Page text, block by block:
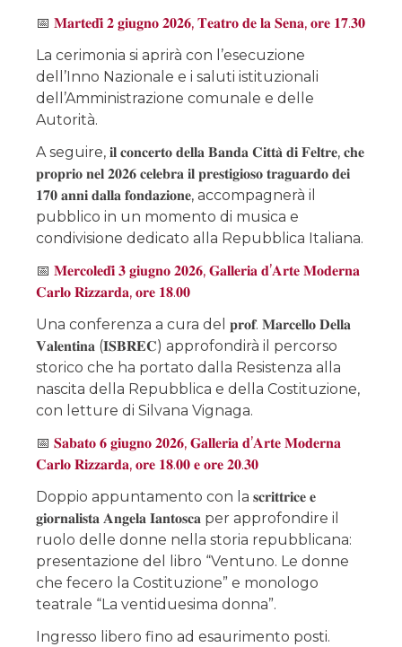
📅 𝐌𝐚𝐫𝐭𝐞𝐝𝐢̀ 𝟐 𝐠𝐢𝐮𝐠𝐧𝐨 𝟐𝟎𝟐𝟔, 𝐓𝐞𝐚𝐭𝐫𝐨 𝐝𝐞 𝐥𝐚 𝐒𝐞𝐧𝐚, 𝐨𝐫𝐞 𝟏𝟕.𝟑𝟎
La cerimonia si aprirà con l’esecuzione
dell’Inno Nazionale e i saluti istituzionali
dell’Amministrazione comunale e delle
Autorità.
A seguire, 𝐢𝐥 𝐜𝐨𝐧𝐜𝐞𝐫𝐭𝐨 𝐝𝐞𝐥𝐥𝐚 𝐁𝐚𝐧𝐝𝐚 𝐂𝐢𝐭𝐭𝐚̀ 𝐝𝐢 𝐅𝐞𝐥𝐭𝐫𝐞, 𝐜𝐡𝐞
𝐩𝐫𝐨𝐩𝐫𝐢𝐨 𝐧𝐞𝐥 𝟐𝟎𝟐𝟔 𝐜𝐞𝐥𝐞𝐛𝐫𝐚 𝐢𝐥 𝐩𝐫𝐞𝐬𝐭𝐢𝐠𝐢𝐨𝐬𝐨 𝐭𝐫𝐚𝐠𝐮𝐚𝐫𝐝𝐨 𝐝𝐞𝐢
𝟏𝟕𝟎 𝐚𝐧𝐧𝐢 𝐝𝐚𝐥𝐥𝐚 𝐟𝐨𝐧𝐝𝐚𝐳𝐢𝐨𝐧𝐞, accompagnerà il
pubblico in un momento di musica e
condivisione dedicato alla Repubblica Italiana.
📅 𝐌𝐞𝐫𝐜𝐨𝐥𝐞𝐝𝐢̀ 𝟑 𝐠𝐢𝐮𝐠𝐧𝐨 𝟐𝟎𝟐𝟔, 𝐆𝐚𝐥𝐥𝐞𝐫𝐢𝐚 𝐝’𝐀𝐫𝐭𝐞 𝐌𝐨𝐝𝐞𝐫𝐧𝐚
𝐂𝐚𝐫𝐥𝐨 𝐑𝐢𝐳𝐳𝐚𝐫𝐝𝐚, 𝐨𝐫𝐞 𝟏𝟖.𝟎𝟎
Una conferenza a cura del 𝐩𝐫𝐨𝐟. 𝐌𝐚𝐫𝐜𝐞𝐥𝐥𝐨 𝐃𝐞𝐥𝐥𝐚
𝐕𝐚𝐥𝐞𝐧𝐭𝐢𝐧𝐚 (𝐈𝐒𝐁𝐑𝐄𝐂) approfondirà il percorso
storico che ha portato dalla Resistenza alla
nascita della Repubblica e della Costituzione,
con letture di Silvana Vignaga.
📅 𝐒𝐚𝐛𝐚𝐭𝐨 𝟔 𝐠𝐢𝐮𝐠𝐧𝐨 𝟐𝟎𝟐𝟔, 𝐆𝐚𝐥𝐥𝐞𝐫𝐢𝐚 𝐝’𝐀𝐫𝐭𝐞 𝐌𝐨𝐝𝐞𝐫𝐧𝐚
𝐂𝐚𝐫𝐥𝐨 𝐑𝐢𝐳𝐳𝐚𝐫𝐝𝐚, 𝐨𝐫𝐞 𝟏𝟖.𝟎𝟎 𝐞 𝐨𝐫𝐞 𝟐𝟎.𝟑𝟎
Doppio appuntamento con la 𝐬𝐜𝐫𝐢𝐭𝐭𝐫𝐢𝐜𝐞 𝐞
𝐠𝐢𝐨𝐫𝐧𝐚𝐥𝐢𝐬𝐭𝐚 𝐀𝐧𝐠𝐞𝐥𝐚 𝐈𝐚𝐧𝐭𝐨𝐬𝐜𝐚 per approfondire il
ruolo delle donne nella storia repubblicana:
presentazione del libro “Ventuno. Le donne
che fecero la Costituzione” e monologo
teatrale “La ventiduesima donna”.
Ingresso libero fino ad esaurimento posti.